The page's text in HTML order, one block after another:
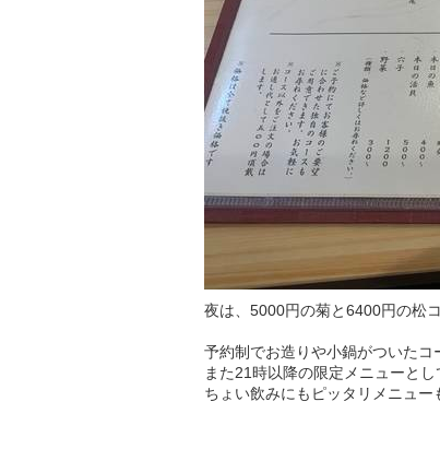
夜は、5000円の菊と6400円の松
予約制でお造りや小鍋がついたコ
また21時以降の限定メニューと
ちょい飲みにもピッタリメニュー